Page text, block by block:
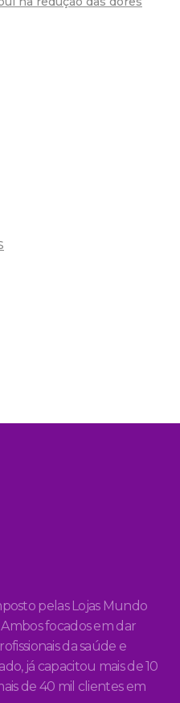
pelas Lojas Mundo
focados em dar
da saúde e
já capacitou mais de 10
de 40 mil clientes em